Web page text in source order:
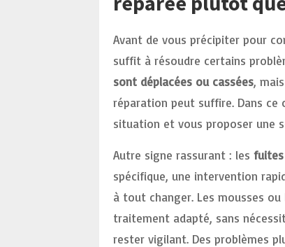
Avant de vous précipiter pour
suffit à résoudre certains
sont déplacées ou cassées,
réparation peut suffire. Dans ce
situation et vous proposer une
Autre signe rassurant : les
spécifique, une intervention
à tout changer. Les mousses
traitement adapté, sans
rester vigilant. Des problèmes